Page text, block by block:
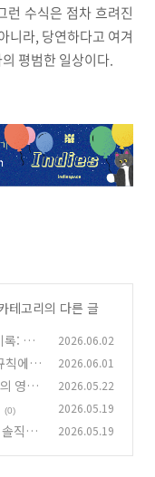
런 수식은 점차 흐려진
니라, 당연하다고 여겨
평범한 일상이다.
테고리의 다른 글
: 끝
2026.06.02
칙에
2026.06.01
영화
2026.05.22
(0) 2026.05.19
직함
2026.05.19